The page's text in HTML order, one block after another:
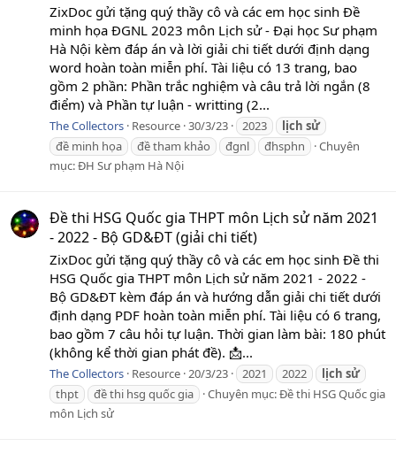
ZixDoc gửi tặng quý thầy cô và các em học sinh Đề
minh họa ĐGNL 2023 môn Lịch sử - Đại học Sư phạm
Hà Nội kèm đáp án và lời giải chi tiết dưới định dạng
word hoàn toàn miễn phí. Tài liệu có 13 trang, bao
gồm 2 phần: Phần trắc nghiệm và câu trả lời ngắn (8
điểm) và Phần tự luận - writting (2...
The Collectors Resource 30/3/23 2023 lịch sử
đề minh họa
đề tham khảo đgnl đhsphn
Chuyên
mục:ĐH Sư phạm Hà Nội
Đề thi HSG Quốc gia THPT môn Lịch sử năm 2021
- 2022 - Bộ GD&ĐT (giải chi tiết)
ZixDoc gửi tặng quý thầy cô và các em học sinh Đề thi
HSG Quốc gia THPT môn Lịch sử năm 2021 - 2022 -
Bộ GD&ĐT kèm đáp án và hướng dẫn giải chi tiết dưới
định dạng PDF hoàn toàn miễn phí. Tài liệu có 6 trang,
bao gồm 7 câu hỏi tự luận. Thời gian làm bài: 180 phút
(không kể thời gian phát đề). 📩...
The Collectors Resource 20/3/23 2021 2022 lịch sử
thpt
đề thi hsg quốc gia Chuyên mục:Đề thi HSG Quốc gia
môn Lịch sử